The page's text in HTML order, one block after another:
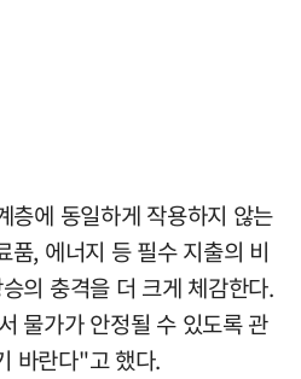
층에 동일하게 작용하지 않는
, 에너지 등 필수 지출의 비
의 충격을 더 크게 체감한다.
물가가 안정될 수 있도록 관
바란다"고 했다.